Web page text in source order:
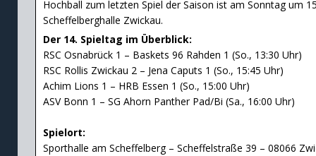
Hochball zum letzten Spiel der Saison ist am Sonntag um
Scheffelberghalle Zwickau.
Der 14. Spieltag im Überblick:
RSC Osnabrück 1 – Baskets 96 Rahden 1 (So., 13:30 Uhr)
RSC Rollis Zwickau 2 – Jena Caputs 1 (So., 15:45 Uhr)
Achim Lions 1 – HRB Essen 1 (So., 15:00 Uhr)
ASV Bonn 1 – SG Ahorn Panther Pad/Bi (Sa., 16:00 Uhr)
Spielort:
Sporthalle am Scheffelberg – Scheffelstraße 39 – 08066